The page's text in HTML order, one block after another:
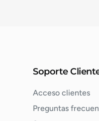
Soporte
Acceso clientes
Preguntas